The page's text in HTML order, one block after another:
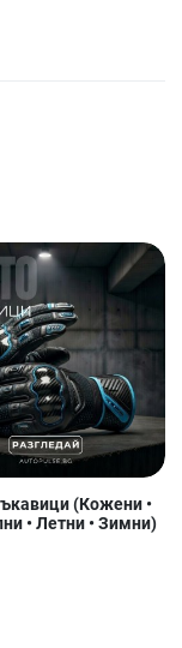
(Кожени •
• Летни • Зимни)